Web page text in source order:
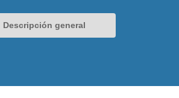
Descripción general